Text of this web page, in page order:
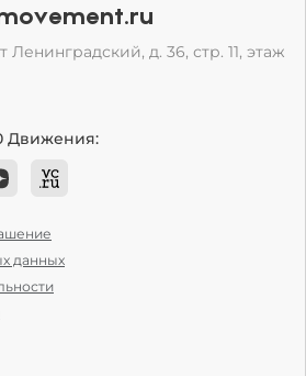
Ленинградский, д. 36, стр. 11, этаж
Движения:
данных